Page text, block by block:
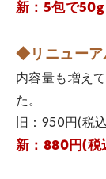
新：5包で50g
◆リニューア
内容量も増え
た。
旧：950円(税
新：880円(税